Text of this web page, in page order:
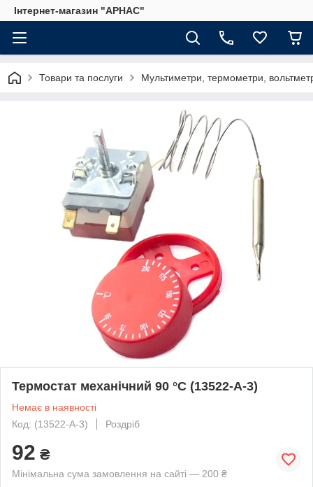
Інтернет-магазин "АРНАС"
Товари та послуги Мультиметри, термометри,
Термостат механічний 90 °C (13522-A-3)
Немає в наявності
Код: (13522-A-3)
Роздріб
92 ₴
Мінімальна сума замовлення на сайті — 200 ₴